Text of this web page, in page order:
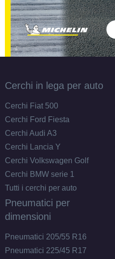
Cerchi in lega per auto
Cerchi Fiat 500
Cerchi Ford Fiesta
Cerchi Audi A3
Cerchi Lancia Y
Cerchi Volkswagen Golf
Cerchi BMW serie 1
Tutti i cerchi per auto
Pneumatici per
dimensioni
Pneumatici 205/55 R16
Pneumatici 225/45 R17